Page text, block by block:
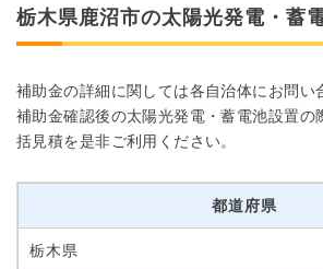
栃木県鹿沼市の太陽光発電・蓄
補助金の詳細に関しては各自治体にお問い
補助金確認後の太陽光発電・蓄電池設置の
括見積を是非ご利用ください。
都道府県
栃木県